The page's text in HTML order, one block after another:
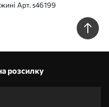
Арт. s46199
розсилку